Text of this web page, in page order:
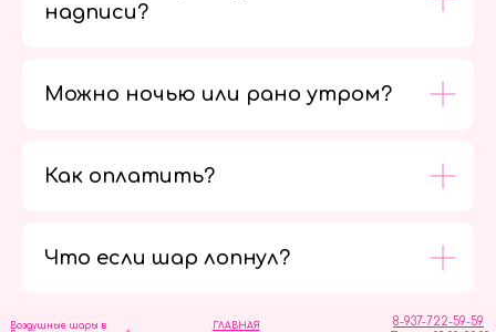
надписи?
Можно ночью или рано утром?
Как оплатить?
Что если шар лопнул?
ГЛАВНАЯ
8-937-722-59-59
Воздушные шары в